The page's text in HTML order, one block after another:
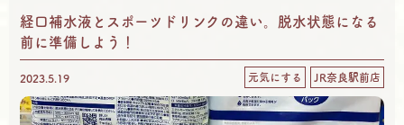
経口補水液とスポーツドリンクの違い。脱水状態になる
前に準備しよう！
2023.5.19 元気にする JR奈良駅前店